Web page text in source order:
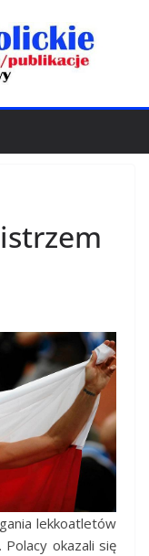
lekkoatletów
okazali się